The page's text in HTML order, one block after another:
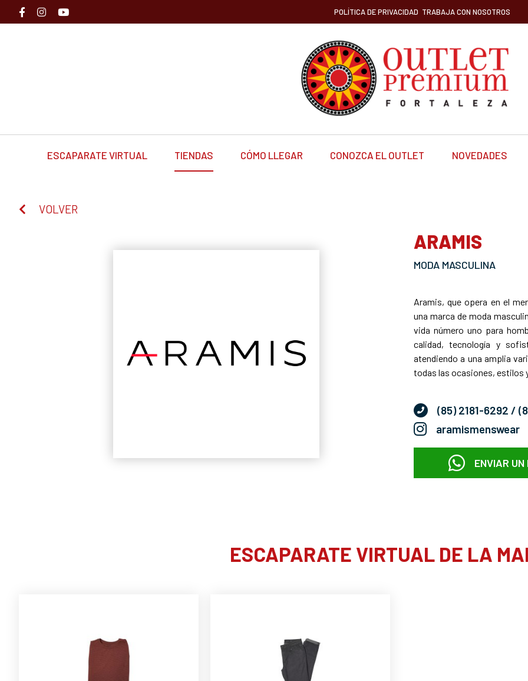
POLÍTICA DE PRIVACIDAD TRABAJA CON NOSOTROS
ESCAPARATE VIRTUAL TIENDAS CÓMO LLEGAR CONOZCA EL OUTLET NOVEDADES
VOLVER
ARAMIS
MODA MASCULINA
Aramis, que opera en el
una marca de moda
vida número uno para
calidad, tecnología y
atendiendo a una amplia
todas las ocasiones,
(85) 2181-6292 /
aramismenswear
ENVIAR
ESCAPARATE VIRTUAL DE LA